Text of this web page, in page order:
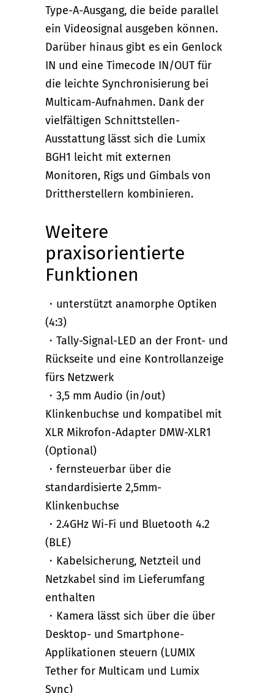
Type-A-Ausgang, die beide parallel
ein Videosignal ausgeben können.
Darüber hinaus gibt es ein Genlock
IN und eine Timecode IN/OUT für
die leichte Synchronisierung bei
Multicam-Aufnahmen. Dank der
vielfältigen Schnittstellen-
Ausstattung lässt sich die Lumix
BGH1 leicht mit externen
Monitoren, Rigs und Gimbals von
Drittherstellern kombinieren.
Weitere
praxisorientierte
Funktionen
・unterstützt anamorphe Optiken
(4:3)
・Tally-Signal-LED an der Front- und
Rückseite und eine Kontrollanzeige
fürs Netzwerk
・3,5 mm Audio (in/out)
Klinkenbuchse und kompatibel mit
XLR Mikrofon-Adapter DMW-XLR1
(Optional)
・fernsteuerbar über die
standardisierte 2,5mm-
Klinkenbuchse
・2.4GHz Wi-Fi und Bluetooth 4.2
(BLE)
・Kabelsicherung, Netzteil und
Netzkabel sind im Lieferumfang
enthalten
・Kamera lässt sich über die über
Desktop- und Smartphone-
Applikationen steuern (LUMIX
Tether for Multicam und Lumix
Sync)